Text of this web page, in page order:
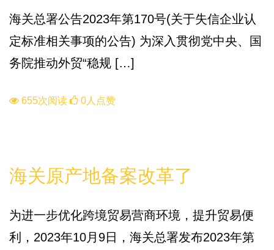
海关总署公告2023年第170号(关于失信企业认
定标准相关事项的公告) 为深入贯彻党中央、国
务院推动外贸“稳规 […]
655次阅读 0人点赞
海关原产地备案改革了
为进一步优化跨境贸易营商环境，提升贸易便
利，2023年10月9日，海关总署发布2023年第